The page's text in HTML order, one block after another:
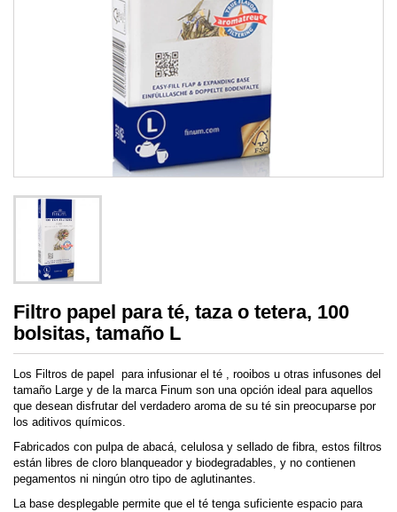
Filtro papel para té, taza o tetera, 100
bolsitas, tamaño L
Los Filtros de papel para infusionar el té , rooibos u otras infusones del
tamaño Large y de la marca Finum son una opción ideal para aquellos
que desean disfrutar del verdadero aroma de su té sin preocuparse por
los aditivos químicos.
Fabricados con pulpa de abacá, celulosa y sellado de fibra, estos filtros
están libres de cloro blanqueador y biodegradables, y no contienen
pegamentos ni ningún otro tipo de aglutinantes.
La base desplegable permite que el té tenga suficiente espacio para